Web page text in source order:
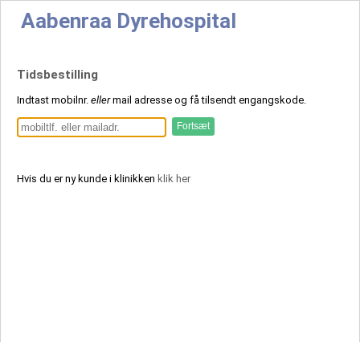
Aabenraa Dyrehospital
Tidsbestilling
Indtast mobilnr. ellermail adresse og få tilsendt engangskode.
Hvis du er ny kunde i klinikken klik her